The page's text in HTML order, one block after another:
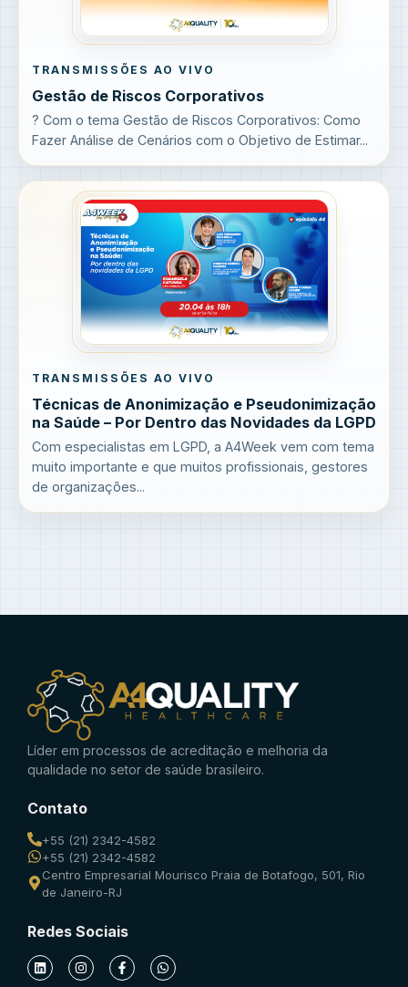
TRANSMISSÕES AO VIVO
Gestão de Riscos Corporativos
? Com o tema Gestão de Riscos Corporativos: Como
Fazer Análise de Cenários com o Objetivo de Estimar...
TRANSMISSÕES AO VIVO
Técnicas de Anonimização e Pseudonimização
na Saúde – Por Dentro das Novidades da LGPD
Com especialistas em LGPD, a A4Week vem com tema
muito importante e que muitos profissionais, gestores
de organizações...
Líder em processos de acreditação e melhoria da
qualidade no setor de saúde brasileiro.
Contato
+55 (21) 2342-4582
+55 (21) 2342-4582
Centro Empresarial Mourisco Praia de Botafogo, 501, Rio
de Janeiro-RJ
Redes Sociais